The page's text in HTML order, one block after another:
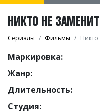
НИКТО НЕ
Сериалы Фильмы Никто
Маркировка:
Жанр:
Длительность:
Студия: